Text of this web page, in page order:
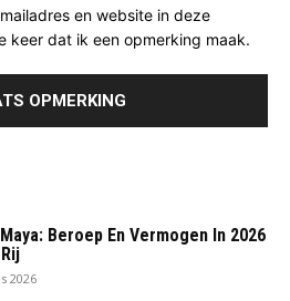
en website in deze
keer dat ik een opmerking maak.
Beroep En Vermogen In 2026
2026